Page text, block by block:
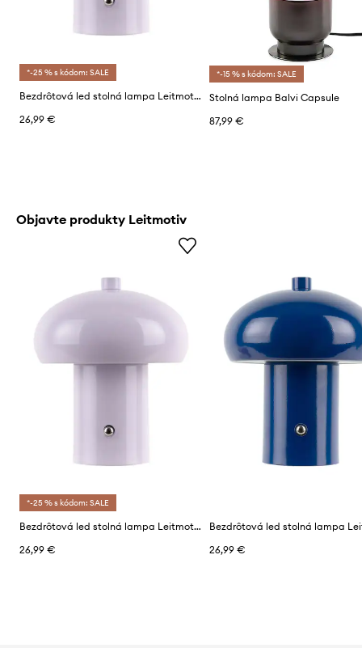
*-25 % s kódom: SALE
Bezdrôtová led stolná lampa Leitmotiv Retro Seta 12,5 x 15 cm
26,99 €
*-15 % s kódom: SALE
Stolná lampa Balvi Capsule
87,99 €
Objavte produkty Leitmotiv
*-25 % s kódom: SALE
Bezdrôtová led stolná lampa Leitmotiv Retro Seta 12,5 x 15 cm
26,99 €
26,99 €